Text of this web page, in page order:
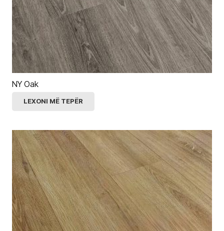
NY Oak
LEXONI MË TEPËR